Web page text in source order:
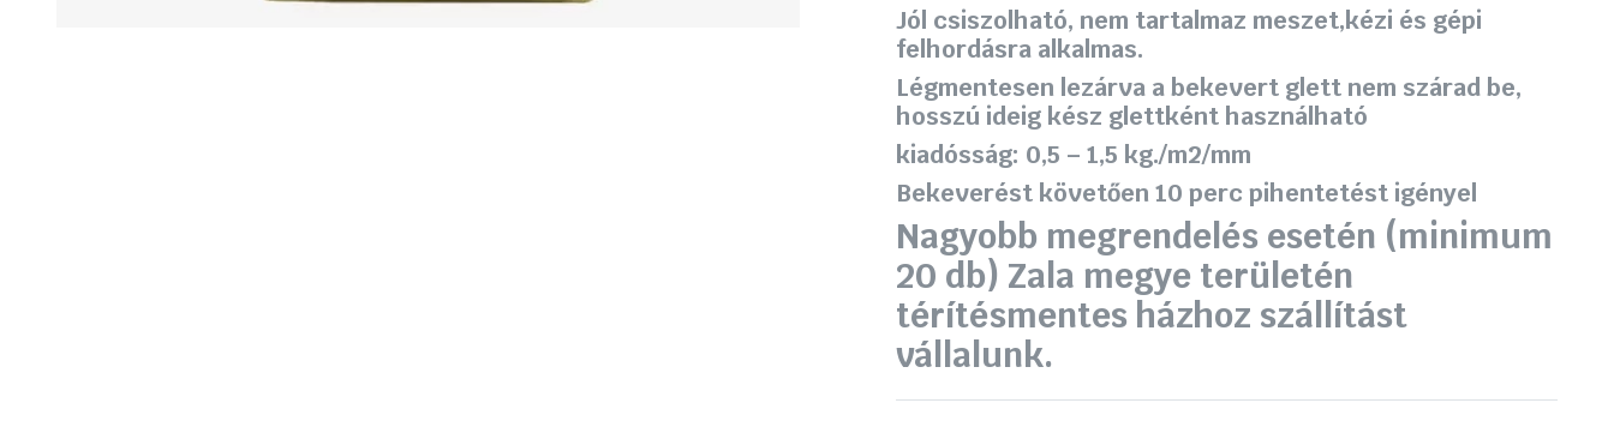
Jól csiszolható, nem tartalmaz meszet,kézi és gépi
felhordásra alkalmas.
Légmentesen lezárva a bekevert glett nem szárad be,
hosszú ideig kész glettként használható
kiadósság: 0,5 – 1,5 kg./m2/mm
Bekeverést követően 10 perc pihentetést igényel
Nagyobb megrendelés esetén (minimum
20 db) Zala megye területén
térítésmentes házhoz szállítást
vállalunk.